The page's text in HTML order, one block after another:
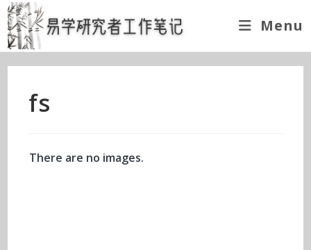
Skip
to
content
Menu
fs
There are no images.